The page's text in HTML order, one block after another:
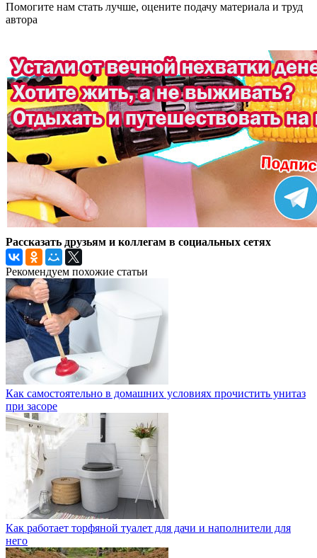
Помогите нам стать лучше, оцените подачу материала и труд
автора
Рассказать друзьям и коллегам в социальных сетях
Рекомендуем похожие статьи
Как самостоятельно в домашних условиях прочистить унитаз
при засоре
Как работает торфяной туалет для дачи и наполнители для
него